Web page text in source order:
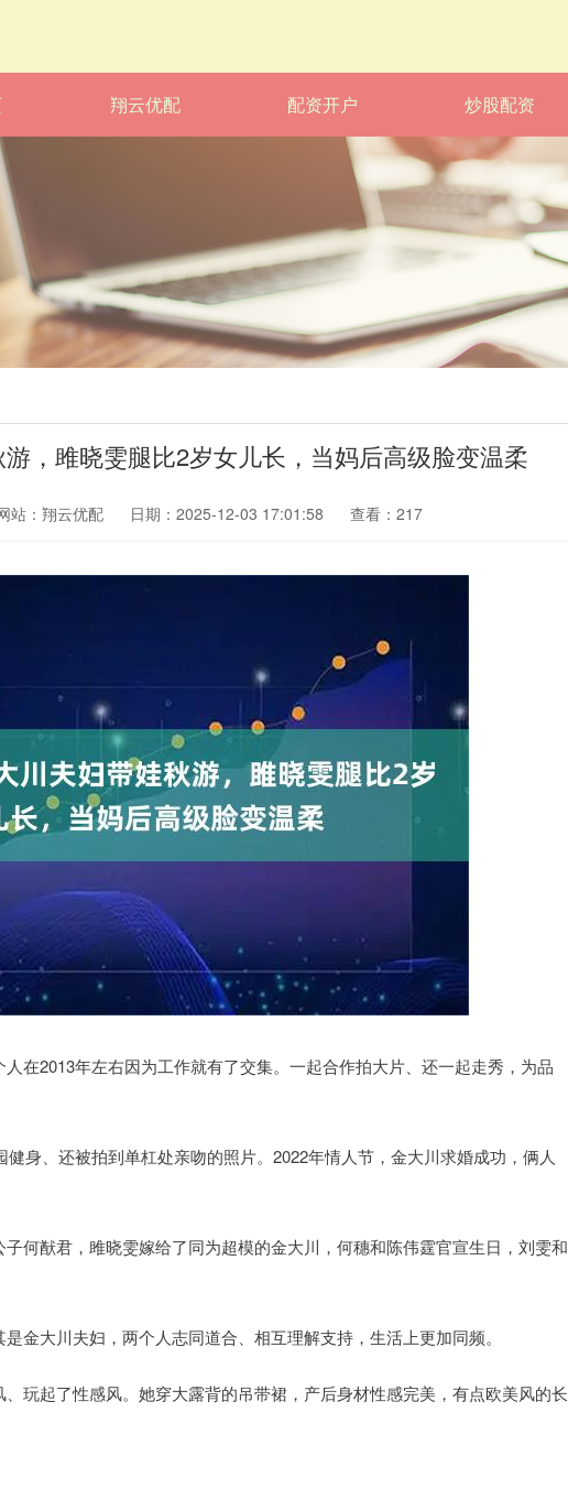
翔云优配 配资开户 炒股配资
，雎晓雯腿比2岁女儿长，当妈后高级脸变温柔
站：翔云优配 日期：2025-12-03 17:01:58 查看：217
在2013年左右因为工作就有了交集。一起合作拍大片、还一起走秀，为品
身、还被拍到单杠处亲吻的照片。2022年情人节，金大川求婚成功，俩人
何猷君，雎晓雯嫁给了同为超模的金大川，何穗和陈伟霆官宣生日，刘雯和
金大川夫妇，两个人志同道合、相互理解支持，生活上更加同频。
玩起了性感风。她穿大露背的吊带裙，产后身材性感完美，有点欧美风的长